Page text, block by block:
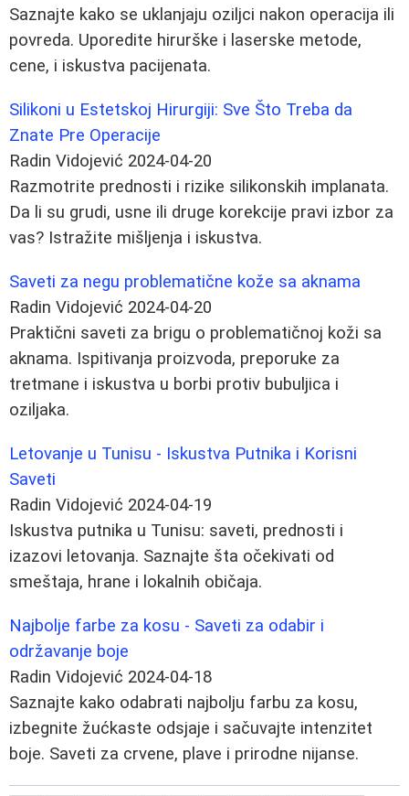
Saznajte kako se uklanjaju oziljci nakon operacija ili
povreda. Uporedite hirurške i laserske metode,
cene, i iskustva pacijenata.
Silikoni u Estetskoj Hirurgiji: Sve Što Treba da
Znate Pre Operacije
Radin Vidojević 2024-04-20
Razmotrite prednosti i rizike silikonskih implanata.
Da li su grudi, usne ili druge korekcije pravi izbor za
vas? Istražite mišljenja i iskustva.
Saveti za negu problematične kože sa aknama
Radin Vidojević 2024-04-20
Praktični saveti za brigu o problematičnoj koži sa
aknama. Ispitivanja proizvoda, preporuke za
tretmane i iskustva u borbi protiv bubuljica i
oziljaka.
Letovanje u Tunisu - Iskustva Putnika i Korisni
Saveti
Radin Vidojević 2024-04-19
Iskustva putnika u Tunisu: saveti, prednosti i
izazovi letovanja. Saznajte šta očekivati od
smeštaja, hrane i lokalnih običaja.
Najbolje farbe za kosu - Saveti za odabir i
održavanje boje
Radin Vidojević 2024-04-18
Saznajte kako odabrati najbolju farbu za kosu,
izbegnite žućkaste odsjaje i sačuvajte intenzitet
boje. Saveti za crvene, plave i prirodne nijanse.